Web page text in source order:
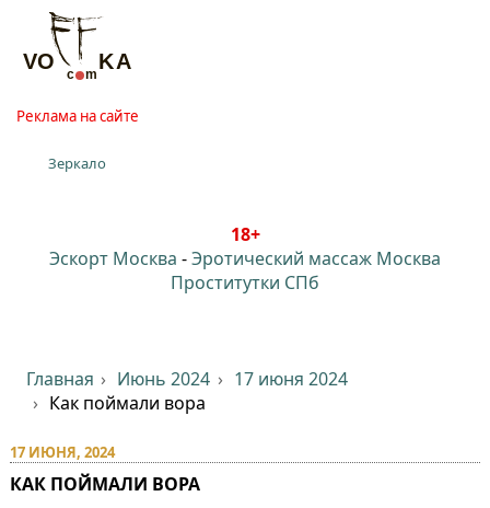
Реклама на сайте
Зеркало
18+
Эскорт Москва -Эротический массаж Москва
Проститутки СПб
Главная Июнь 2024
17 июня 2024
Как поймали вора
17 ИЮНЯ, 2024
КАК ПОЙМАЛИ ВОРА